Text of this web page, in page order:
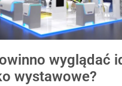
wyglądać
wystawowe?